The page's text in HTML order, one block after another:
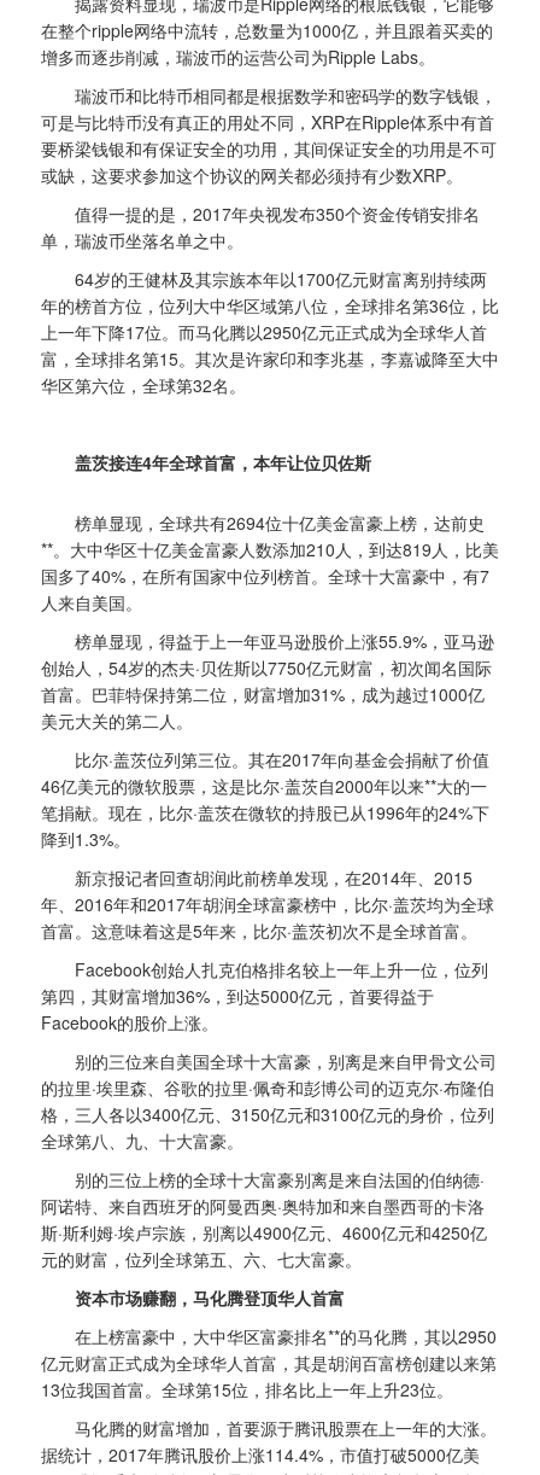
在整个ripple网络中流转，总数量为1000亿，并且跟着买卖的
增多而逐步削减，瑞波币的运营公司为Ripple Labs。
瑞波币和比特币相同都是根据数学和密码学的数字钱银，
可是与比特币没有真正的用处不同，XRP在Ripple体系中有首
要桥梁钱银和有保证安全的功用，其间保证安全的功用是不可
或缺，这要求参加这个协议的网关都必须持有少数XRP。
值得一提的是，2017年央视发布350个资金传销安排名
单，瑞波币坐落名单之中。
64岁的王健林及其宗族本年以1700亿元财富离别持续两
年的榜首方位，位列大中华区域第八位，全球排名第36位，比
上一年下降17位。而马化腾以2950亿元正式成为全球华人首
富，全球排名第15。其次是许家印和李兆基，李嘉诚降至大中
华区第六位，全球第32名。
盖茨接连4年全球首富，本年让位贝佐斯
榜单显现，全球共有2694位十亿美金富豪上榜，达前史
**。大中华区十亿美金富豪人数添加210人，到达819人，比美
国多了40%，在所有国家中位列榜首。全球十大富豪中，有7
人来自美国。
榜单显现，得益于上一年亚马逊股价上涨55.9%，亚马逊
创始人，54岁的杰夫·贝佐斯以7750亿元财富，初次闻名国际
首富。巴菲特保持第二位，财富增加31%，成为越过1000亿
美元大关的第二人。
比尔·盖茨位列第三位。其在2017年向基金会捐献了价值
46亿美元的微软股票，这是比尔·盖茨自2000年以来**大的一
笔捐献。现在，比尔·盖茨在微软的持股已从1996年的24%下
降到1.3%。
新京报记者回查胡润此前榜单发现，在2014年、2015
年、2016年和2017年胡润全球富豪榜中，比尔·盖茨均为全球
首富。这意味着这是5年来，比尔·盖茨初次不是全球首富。
Facebook创始人扎克伯格排名较上一年上升一位，位列
第四，其财富增加36%，到达5000亿元，首要得益于
Facebook的股价上涨。
别的三位来自美国全球十大富豪，别离是来自甲骨文公司
的拉里·埃里森、谷歌的拉里·佩奇和彭博公司的迈克尔·布隆伯
格，三人各以3400亿元、3150亿元和3100亿元的身价，位列
全球第八、九、十大富豪。
别的三位上榜的全球十大富豪别离是来自法国的伯纳德·
阿诺特、来自西班牙的阿曼西奥·奥特加和来自墨西哥的卡洛
斯·斯利姆·埃卢宗族，别离以4900亿元、4600亿元和4250亿
元的财富，位列全球第五、六、七大富豪。
资本市场赚翻，马化腾登顶华人首富
在上榜富豪中，大中华区富豪排名**的马化腾，其以2950
亿元财富正式成为全球华人首富，其是胡润百富榜创建以来第
13位我国首富。全球第15位，排名比上一年上升23位。
马化腾的财富增加，首要源于腾讯股票在上一年的大涨。
据统计，2017年腾讯股价上涨114.4%，市值打破5000亿美